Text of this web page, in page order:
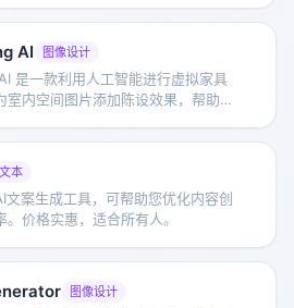
AI 图像设计
是一款利用人工智能进行虚拟家具
室内空间图片添加陈设效果，帮助用
本
文案生成工具，可帮助您优化内容创
价格实惠，适合所有人。
图像设计